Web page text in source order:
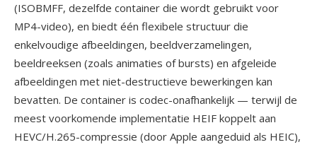
(ISOBMFF, dezelfde container die wordt gebruikt voor
MP4-video), en biedt één flexibele structuur die
enkelvoudige afbeeldingen, beeldverzamelingen,
beeldreeksen (zoals animaties of bursts) en afgeleide
afbeeldingen met niet-destructieve bewerkingen kan
bevatten. De container is codec-onafhankelijk — terwijl de
meest voorkomende implementatie HEIF koppelt aan
HEVC/H.265-compressie (door Apple aangeduid als HEIC),